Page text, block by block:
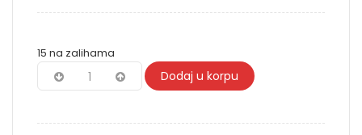
15 na zalihama
Dodaj u korpu